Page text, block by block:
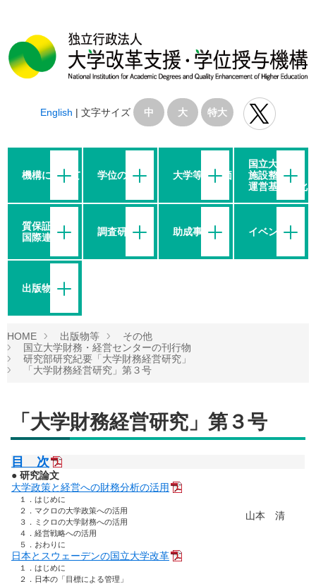
English | 文字サイズ 中 大 特大
機構について 学位の授与 大学等の評価
国立大学の
施設整備・
運営基盤強化
質保証・
国際連携
調査研究 助成事業 イベント
出版物等
HOME 出版物等
その他
国立大学財務・経営センターの刊行物
研究部研究紀要「大学財務経営研究」
「大学財務経営研究」第３号
「大学財務経営研究」第３号
目 次
● 研究論文
大学政策と経営への財務分析の活用
１．はじめに
２．マクロの大学政策への活用
３．ミクロの大学財務への活用
４．経営戦略への活用
５．おわりに
山本 清
日本とスウェーデンの国立大学改革
１．はじめに
２．日本の「目標による管理」